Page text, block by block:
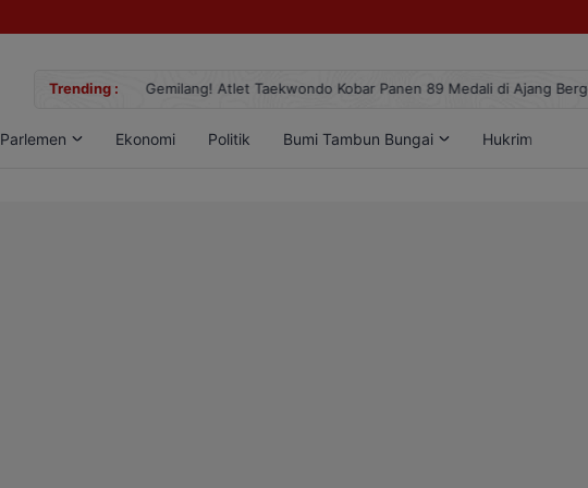
Trending : Gemilang! Atlet Taekwondo Kobar Panen 89 Medali di Ajang
Parlemen Ekonomi Politik Bumi Tambun Bungai Hukrim